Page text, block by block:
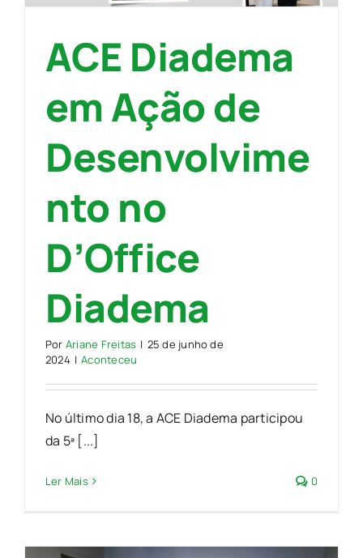
ACE Diadema
em Ação de
Desenvolvime
nto no
D’Office
Diadema
Por Ariane Freitas | 25 de junho de
2024 | Aconteceu
No último dia 18, a ACE Diadema participou
da 5ª [...]
Ler Mais 0